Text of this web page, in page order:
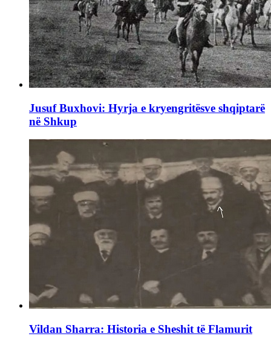
Jusuf Buxhovi: Hyrja e kryengritësve shqiptarë
në Shkup
Vildan Sharra: Historia e Sheshit të Flamurit